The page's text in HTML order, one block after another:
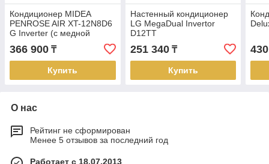
Кондиционер MIDEA
PENROSE AIR XT-12N8D6
G Inverter (с медной
366 900 ₸
Купить
Настенный кондиционер
LG MegaDual Invertor
D12TT
251 340₸
Купить
О нас
Рейтинг не сформирован
Менее 5 отзывов за последний год
Работает с 18.07.2013